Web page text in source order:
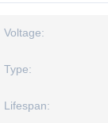
Voltage:
Type:
Lifespan: